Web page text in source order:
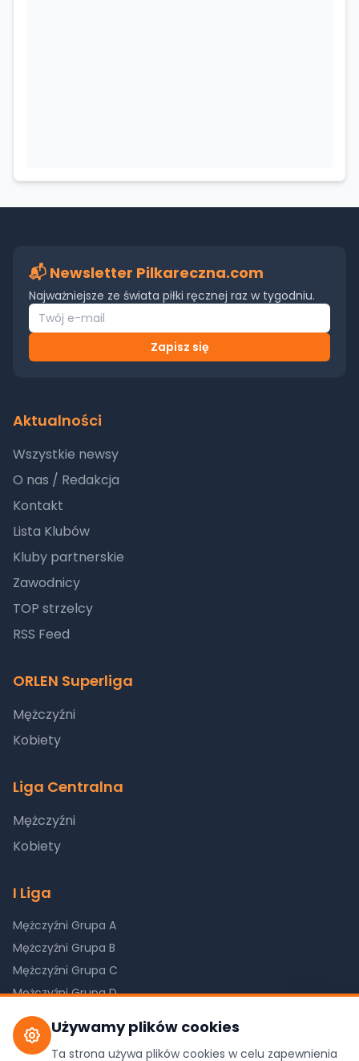
Używamy plików cookies
Ta strona używa plików cookies w celu zapewnienia
📬 Newsletter Pilkareczna.com
Najważniejsze ze świata piłki ręcznej raz w tygodniu.
Zapisz się
Aktualności
Wszystkie newsy
O nas / Redakcja
Kontakt
Lista Klubów
Kluby partnerskie
Zawodnicy
TOP strzelcy
RSS Feed
ORLEN Superliga
Mężczyźni
Kobiety
Liga Centralna
Mężczyźni
Kobiety
I Liga
Mężczyźni Grupa A
Mężczyźni Grupa B
Mężczyźni Grupa C
Mężczyźni Grupa D
Kobiety Grupa A
Kobiety Grupa B